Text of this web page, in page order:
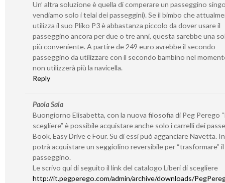
Un’ altra soluzione è quella di comperare un passeggino
vendiamo solo i telai dei passeggini). Se il bimbo che
utilizza il suo Pliko P3 è abbastanza piccolo da dover usare il
passeggino ancora per due o tre anni, questa sarebbe una
più conveniente. A partire de 249 euro avrebbe il secondo
passeggino da utilizzare con il secondo bambino nel
non utilizzerà più la navicella.
Reply
Paola Sala
Buongiorno Elisabetta, con la nuova filosofia di Peg Perego
scegliere” è possibile acquistare anche solo i carrelli dei
Book, Easy Drive e Four. Su di essi può agganciare Navetta.
potrà acquistare un seggiolino reversibile per “trasformare”
passeggino.
Le scrivo qui di seguito il link del catalogo Liberi di scegliere
http://it.pegperego.com/admin/archive/downloads/